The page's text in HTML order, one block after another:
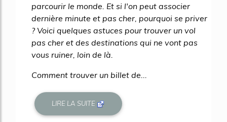
parcourir le monde. Et si l'on peut associer
dernière minute et pas cher, pourquoi se priver
? Voici quelques astuces pour trouver un vol
pas cher et des destinations qui ne vont pas
vous ruiner, loin de là.
Comment trouver un billet de...
LIRE LA SUITE